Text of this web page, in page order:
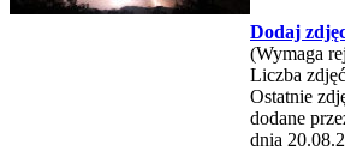
Dodaj
(Wymaga
Liczba
Ostatnie
dodane
dnia